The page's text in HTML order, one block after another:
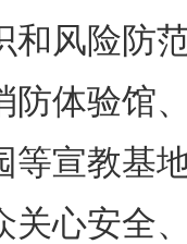
和风险防
防体验馆
等宣教基
关心安全